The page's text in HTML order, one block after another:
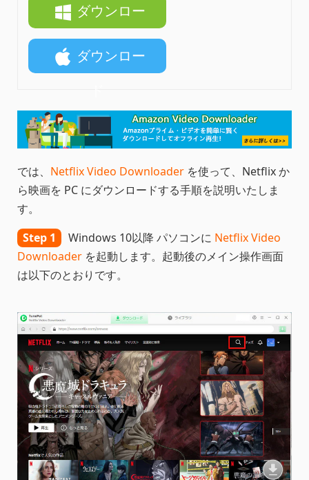
ダウンロー
ダウンロー
では、 Netflix Video Downloader を使って、Netflix か
ら映画を PC にダウンロードする手順を説明いたしま
す。
Step 1
Windows 10以降 パソコンに Netflix Video
Downloader を起動します。起動後のメイン操作画面
は以下のとおりです。